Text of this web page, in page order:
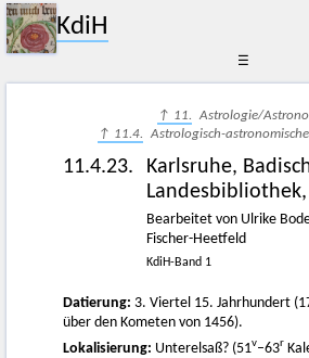
KdiH
☰
↑ 11. Astrologie/
↑ 11.4. Astrologisch-
11.4.23.
Karlsruhe,
Bearbeitet von Ulrike
Fischer-Heetfeld
KdiH-Band 1
Datierung: 3. Viertel 15. Jahrhundert
über den Kometen von 1456).
Lokalisierung: Unterelsaß? (51v–63r